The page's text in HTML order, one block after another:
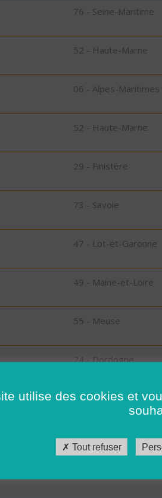
76 - Seine-Maritime
52 - Haute-Marne
06 - Alpes-Maritimes
52 - Haute-Marne
29 - Finistère
73 - Savoie
47 - Lot-et-Garonne
49 - Maine-et-Loire
55 - Meuse
24 - Dordogne
72 - Sarthe
41 - Loir-et-Cher
utilise des cookies et
Tout refuser